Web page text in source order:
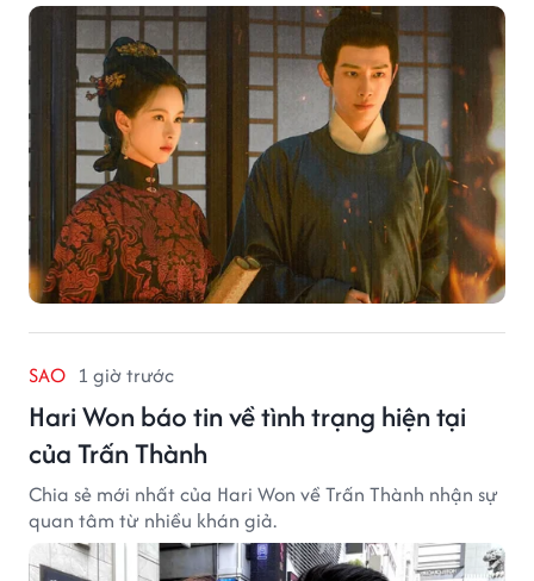
SAO 1 giờ trước
Hari Won báo tin về tình trạng hiện tại
của Trấn Thành
Chia sẻ mới nhất của Hari Won về Trấn Thành nhận sự
quan tâm từ nhiều khán giả.